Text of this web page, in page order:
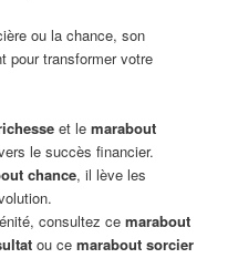
ou la chance, son
pour transformer votre
et le marabout
le succès financier.
chance, il lève les
consultez ce marabout
ou ce marabout sorcier